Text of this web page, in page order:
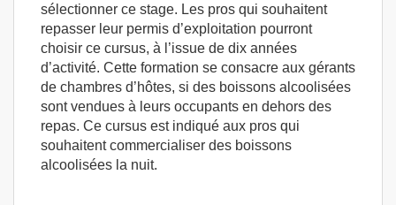
sélectionner ce stage. Les pros qui souhaitent
repasser leur permis d’exploitation pourront
choisir ce cursus, à l’issue de dix années
d’activité. Cette formation se consacre aux gérants
de chambres d’hôtes, si des boissons alcoolisées
sont vendues à leurs occupants en dehors des
repas. Ce cursus est indiqué aux pros qui
souhaitent commercialiser des boissons
alcoolisées la nuit.